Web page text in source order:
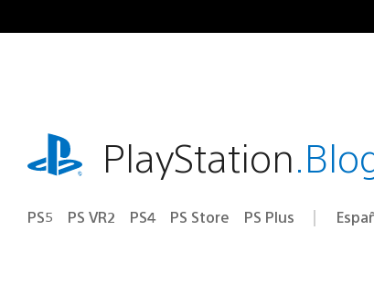
al
playstation.comPlayStation
PS5 PS VR2 PS4 PS Store PS Plus